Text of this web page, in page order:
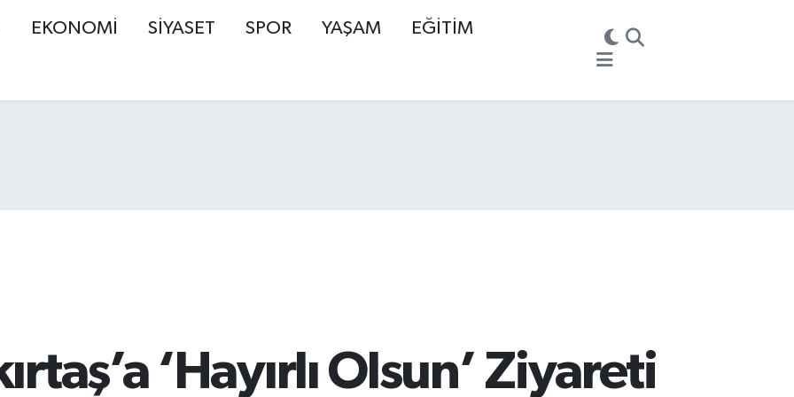
EKONOMİ SİYASET SPOR YAŞAM EĞİTİM
‘Hayırlı Olsun’ Ziyareti